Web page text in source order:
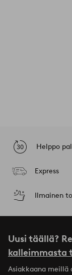
Helppo
Express
Ilmainen
Uusi täällä?
kalleimmasta
Asiakkaana meillä